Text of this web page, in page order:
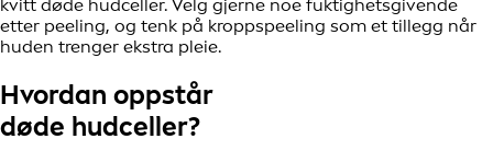
kvitt døde hudceller. Velg gjerne noe fuktighetsgivende
etter peeling, og tenk på kroppspeeling som et tillegg når
huden trenger ekstra pleie.
Hvordan oppstår
døde hudceller?